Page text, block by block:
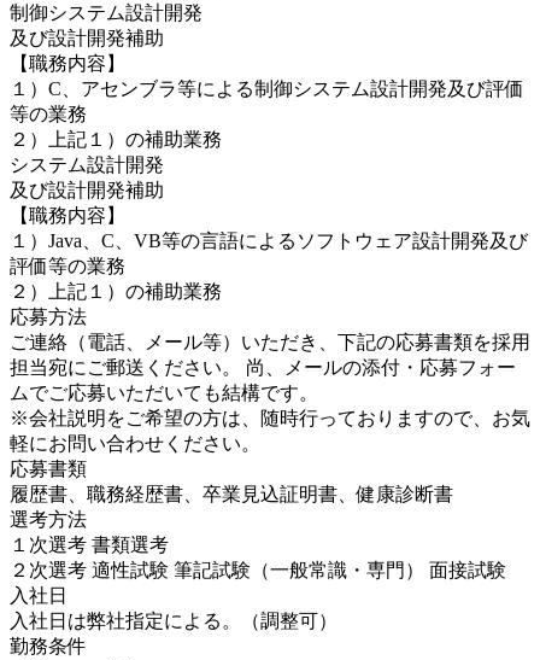
制御システム設計開発
及び設計開発補助
【職務内容】
１）C、アセンブラ等による制御システム設計開発及び評価
等の業務
２）上記１）の補助業務
システム設計開発
及び設計開発補助
【職務内容】
１）Java、C、VB等の言語によるソフトウェア設計開発及び
評価等の業務
２）上記１）の補助業務
応募方法
ご連絡（電話、メール等）いただき、下記の応募書類を採用
担当宛にご郵送ください。 尚、メールの添付・応募フォー
ムでご応募いただいても結構です。
※会社説明をご希望の方は、随時行っておりますので、お気
軽にお問い合わせください。
応募書類
履歴書、職務経歴書、卒業見込証明書、健康診断書
選考方法
１次選考 書類選考
２次選考 適性試験 筆記試験（一般常識・専門） 面接試験
入社日
入社日は弊社指定による。（調整可）
勤務条件